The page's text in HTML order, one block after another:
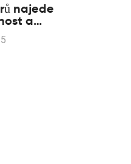
najede
a
Volvo v